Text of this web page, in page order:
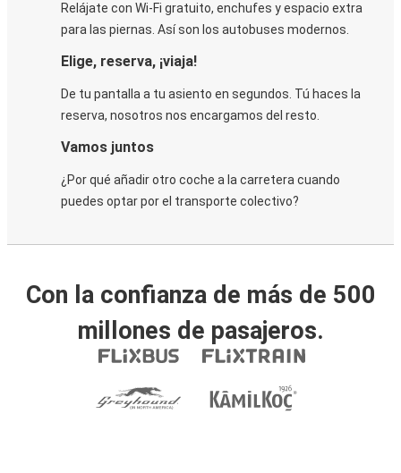
Relájate con Wi-Fi gratuito, enchufes y espacio extra
para las piernas. Así son los autobuses modernos.
Elige, reserva, ¡viaja!
De tu pantalla a tu asiento en segundos. Tú haces la
reserva, nosotros nos encargamos del resto.
Vamos juntos
¿Por qué añadir otro coche a la carretera cuando
puedes optar por el transporte colectivo?
Con la confianza de más de 500
millones de pasajeros.